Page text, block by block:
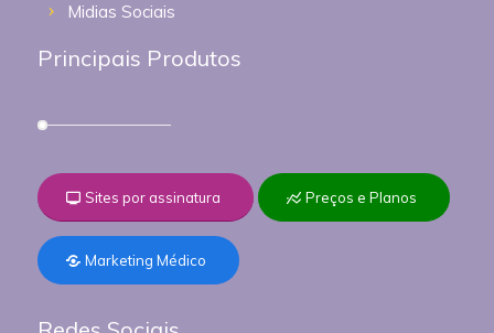
Midias Sociais
Principais Produtos
Sites por assinatura Preços e Planos
Marketing Médico